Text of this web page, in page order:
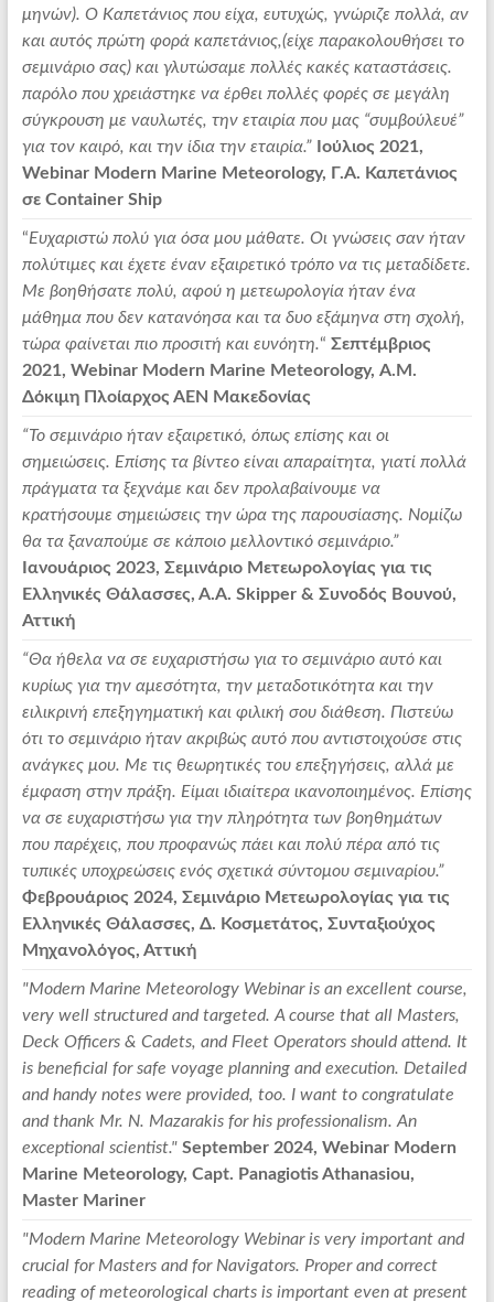
μηνών). Ο Καπετάνιος που είχα, ευτυχώς, γνώριζε πολλά, αν
και αυτός πρώτη φορά καπετάνιος,(είχε παρακολουθήσει το
σεμινάριο σας) και γλυτώσαμε πολλές κακές καταστάσεις.
παρόλο που χρειάστηκε να έρθει πολλές φορές σε μεγάλη
σύγκρουση με ναυλωτές, την εταιρία που μας “συμβούλευέ”
για τον καιρό, και την ίδια την εταιρία.” Ιούλιος 2021,
Webinar Modern Marine Meteorology, Γ.Α. Καπετάνιος
σε Container Ship
“Ευχαριστώ πολύ για όσα μου μάθατε. Οι γνώσεις σαν ήταν
πολύτιμες και έχετε έναν εξαιρετικό τρόπο να τις μεταδίδετε.
Με βοηθήσατε πολύ, αφού η μετεωρολογία ήταν ένα
μάθημα που δεν κατανόησα και τα δυο εξάμηνα στη σχολή,
τώρα φαίνεται πιο προσιτή και ευνόητη.“ Σεπτέμβριος
2021, Webinar Modern Marine Meteorology, Α.Μ.
Δόκιμη Πλοίαρχος ΑΕΝ Μακεδονίας
“Το σεμινάριο ήταν εξαιρετικό, όπως επίσης και οι
σημειώσεις. Επίσης τα βίντεο είναι απαραίτητα, γιατί πολλά
πράγματα τα ξεχνάμε και δεν προλαβαίνουμε να
κρατήσουμε σημειώσεις την ώρα της παρουσίασης. Νομίζω
θα τα ξαναπούμε σε κάποιο μελλοντικό σεμινάριο.”
Ιανουάριος 2023, Σεμινάριο Μετεωρολογίας για τις
Ελληνικές Θάλασσες, Α.Α. Skipper & Συνοδός Βουνού,
Αττική
“Θα ήθελα να σε ευχαριστήσω για το σεμινάριο αυτό και
κυρίως για την αμεσότητα, την μεταδοτικότητα και την
ειλικρινή επεξηγηματική και φιλική σου διάθεση. Πιστεύω
ότι το σεμινάριο ήταν ακριβώς αυτό που αντιστοιχούσε στις
ανάγκες μου. Με τις θεωρητικές του επεξηγήσεις, αλλά με
έμφαση στην πράξη. Είμαι ιδιαίτερα ικανοποιημένος. Επίσης
να σε ευχαριστήσω για την πληρότητα των βοηθημάτων
που παρέχεις, που προφανώς πάει και πολύ πέρα από τις
τυπικές υποχρεώσεις ενός σχετικά σύντομου σεμιναρίου.”
Φεβρουάριος 2024, Σεμινάριο Μετεωρολογίας για τις
Ελληνικές Θάλασσες, Δ. Κοσμετάτος, Συνταξιούχος
Μηχανολόγος, Αττική
"Modern Marine Meteorology Webinar is an excellent course,
very well structured and targeted. A course that all Masters,
Deck Officers & Cadets, and Fleet Operators should attend. It
is beneficial for safe voyage planning and execution. Detailed
and handy notes were provided, too. I want to congratulate
and thank Mr. N. Mazarakis for his professionalism. An
exceptional scientist." September 2024, Webinar Modern
Marine Meteorology, Capt. Panagiotis Athanasiou,
Master Mariner
"Modern Marine Meteorology Webinar is very important and
crucial for Masters and for Navigators. Proper and correct
reading of meteorological charts is important even at present